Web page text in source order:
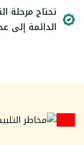
تحتاج مرحلة
الدائمة إلى